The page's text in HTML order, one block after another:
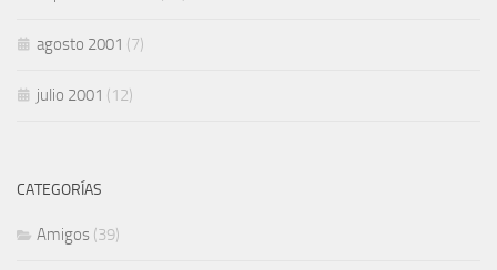
agosto 2001 (7)
julio 2001 (12)
CATEGORÍAS
Amigos (39)